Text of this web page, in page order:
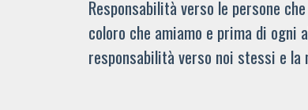
Responsabilità verso le persone
coloro che amiamo e prima di ogni
responsabilità verso noi stessi e